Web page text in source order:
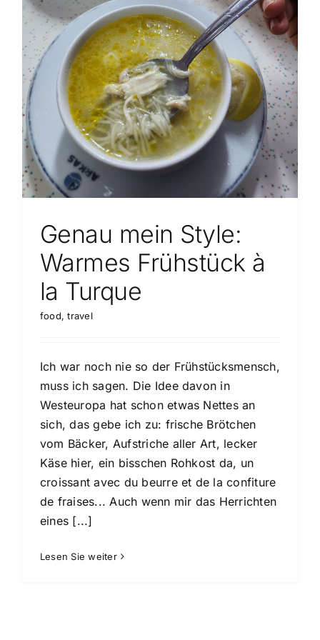
Genau mein Style:
Warmes Frühstück à
la Turque
food,travel
Ich war noch nie so der Frühstücksmensch,
muss ich sagen. Die Idee davon in
Westeuropa hat schon etwas Nettes an
sich, das gebe ich zu: frische Brötchen
vom Bäcker, Aufstriche aller Art, lecker
Käse hier, ein bisschen Rohkost da, un
croissant avec du beurre et de la confiture
de fraises... Auch wenn mir das Herrichten
eines [...]
Lesen Sie weiter